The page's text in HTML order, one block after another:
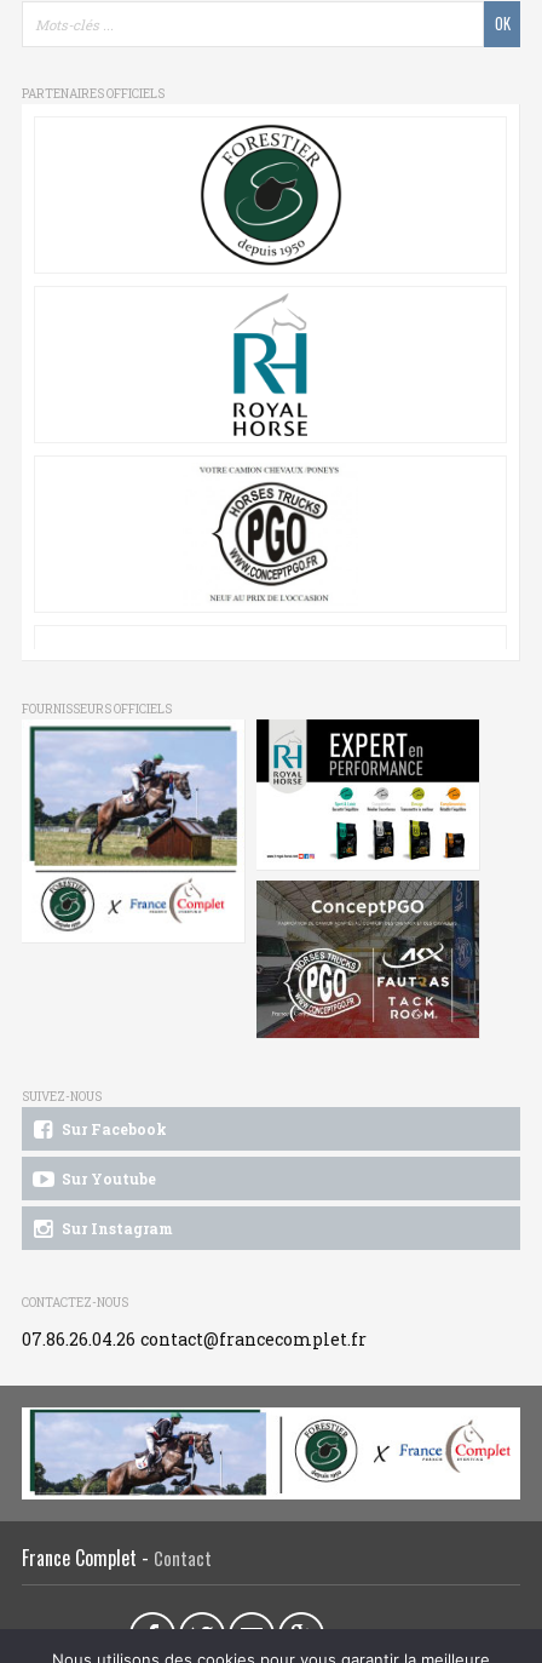
PARTENAIRES OFFICIELS
FOURNISSEURS OFFICIELS
SUIVEZ-NOUS
Sur Facebook
Sur Youtube
Sur Instagram
CONTACTEZ-NOUS
07.86.26.04.26 contact@francecomplet.fr
France Complet - Contact